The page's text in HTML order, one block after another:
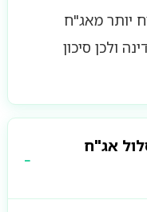
יותר מאג"ח
ולכן סיכון
אג"ח